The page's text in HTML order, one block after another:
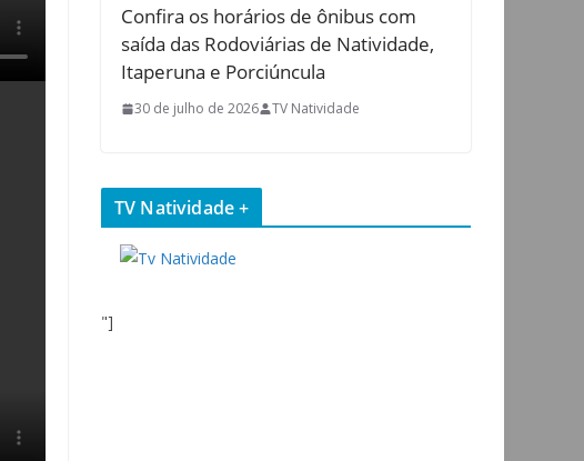
Confira os horários de ônibus com
saída das Rodoviárias de Natividade,
Itaperuna e Porciúncula
30 de julho de 2026 TV Natividade
TV Natividade +
"]